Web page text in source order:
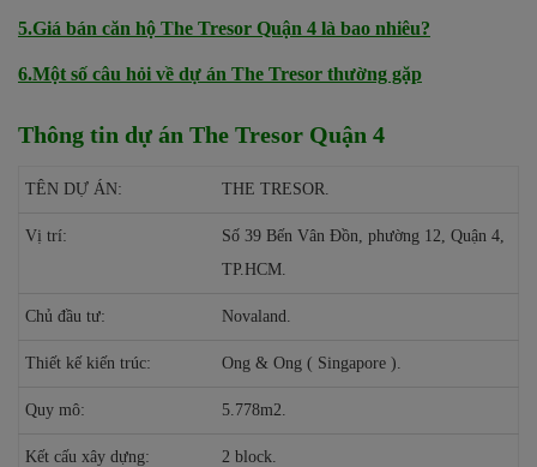
5.Giá bán căn hộ The Tresor Quận 4 là bao nhiêu?
6.Một số câu hỏi về dự án The Tresor thường gặp
Thông tin dự án The Tresor Quận 4
TÊN DỰ ÁN: THE TRESOR.
Vị trí:
Số 39 Bến Vân Đồn, phường 12, Quận 4,
TP.HCM.
Chủ đầu tư: Novaland.
Thiết kế kiến trúc: Ong & Ong ( Singapore ).
Quy mô: 5.778m2.
Kết cấu xây dựng: 2 block.